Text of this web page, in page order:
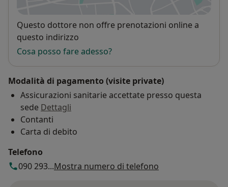
Disponibilità
Questo dottore non offre prenotazioni online a
questo indirizzo
Cosa posso fare adesso?
Modalità di pagamento (visite private)
Assicurazioni sanitarie accettate presso questa
sede Dettagli
Contanti
Carta di debito
Telefono
090 293...Mostra numero di telefono